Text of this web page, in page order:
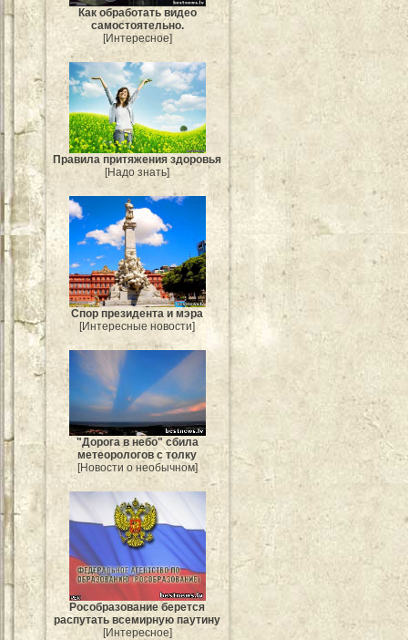
Как обработать видео
самостоятельно.
[Интересное]
Правила притяжения здоровья
[Надо знать]
Спор президента и мэра
[Интересные новости]
"Дорога в небо" сбила
метеорологов с толку
[Новости о необычном]
Рособразование берется
распутать всемирную паутину
[Интересное]